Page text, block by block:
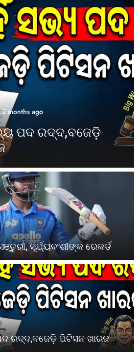
2 months ago
ପଶ୍ଚିମବଙ୍ଗ
ସୂର୍ଯ୍ୟବଂଶୀଙ୍କ ରେକର୍ଡ
ରଦ୍ଦ,ବଜେଡ଼ି ପିଟିସନ ଖାରଜ